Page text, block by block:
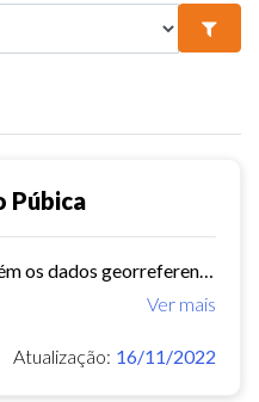
Púbica
Ver mais
Atualização: 16/11/2022